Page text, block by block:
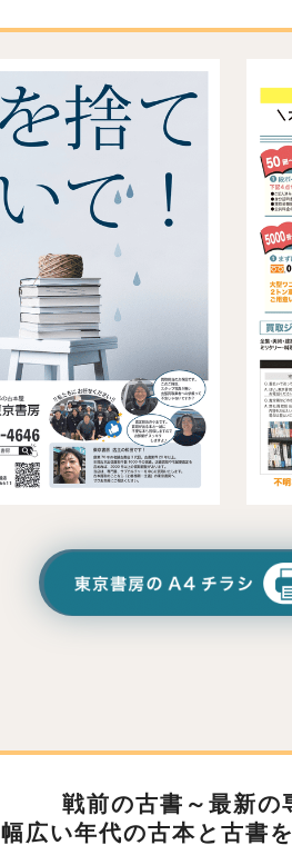
戦前の古書～最新の
幅広い年代の古本と古書